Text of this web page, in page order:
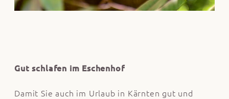
Gut schlafen im Eschenhof
Damit Sie auch im Urlaub in Kärnten gut und